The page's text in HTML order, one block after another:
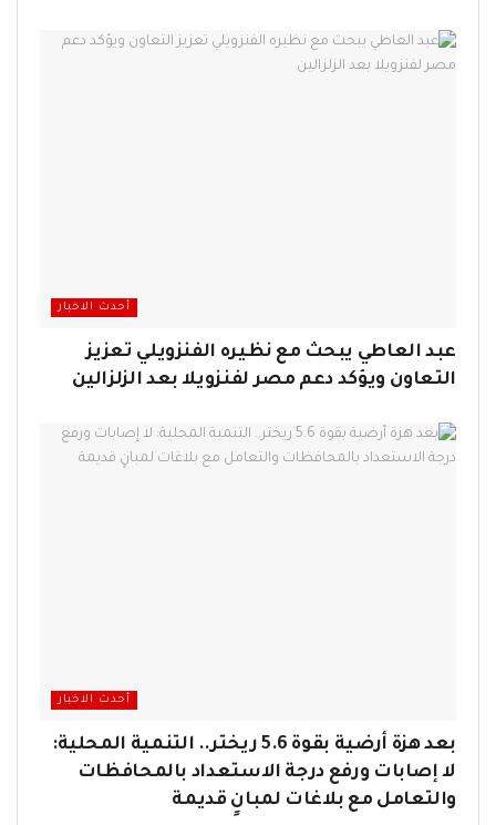
أحدث الاخبار
عبد العاطي يبحث مع نظيره الفنزويلي تعزيز
التعاون ويؤكد دعم مصر لفنزويلا بعد الزلزالين
أحدث الاخبار
بعد هزة أرضية بقوة 5.6 ريختر.. التنمية المحلية:
لا إصابات ورفع درجة الاستعداد بالمحافظات
والتعامل مع بلاغات لمبانٍ قديمة